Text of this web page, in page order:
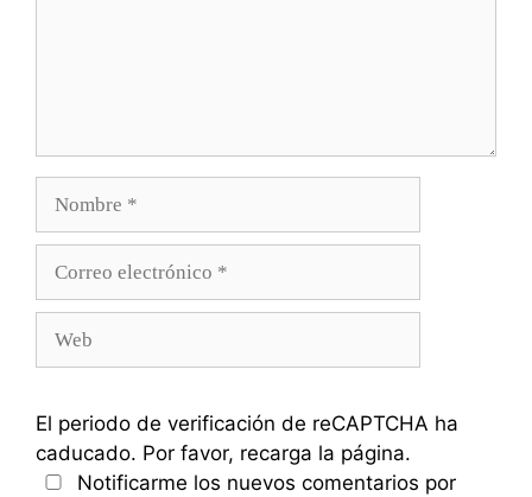
El periodo de verificación de reCAPTCHA ha
caducado. Por favor, recarga la página.
Notificarme los nuevos comentarios por